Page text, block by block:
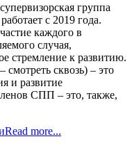
группа
с 2019 года.
каждого в
случая,
стремление к развитию.
сквозь) – это
и развитие
СПП – это, также,
Read more...